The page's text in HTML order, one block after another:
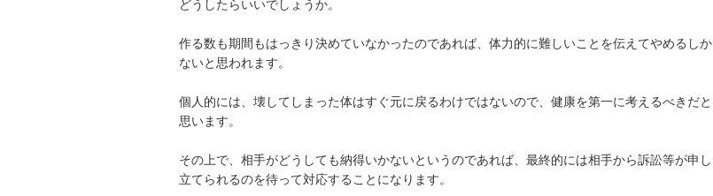
どうしたらいいでしょうか。
作る数も期間もはっきり決めていなかったのであれば、体力的に難しいことを伝えてやめるしか
ないと思われます。
個人的には、壊してしまった体はすぐ元に戻るわけではないので、健康を第一に考えるべきだと
思います。
その上で、相手がどうしても納得いかないというのであれば、最終的には相手から訴訟等が申し
立てられるのを待って対応することになります。